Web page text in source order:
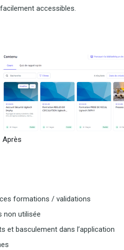
accessibles.
Après
formations / validations
non utilisée
et basculement dans l’application